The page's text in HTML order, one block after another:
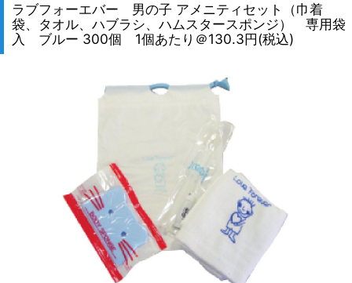
ラブフォーエバー 男の子 アメニティセット（巾着
袋、タオル、ハブラシ、ハムスタースポンジ） 専用袋
入 ブルー 300個 1個あたり＠130.3円(税込)